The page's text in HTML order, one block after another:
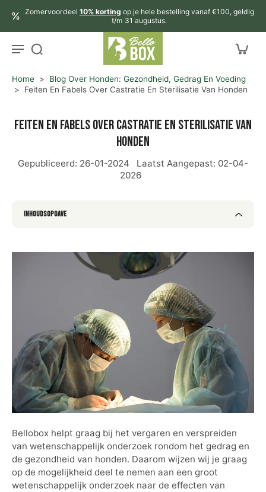
Zomervoordeel 10% korting op je hele bestelling vanaf €100, geldig
t/m 31 augustus.
Home >
Blog Over Honden: Gezondheid, Gedrag En Voeding
>
Feiten En Fabels Over Castratie En Sterilisatie Van Honden
Feiten en Fabels over Castratie en Sterilisatie van
Honden
Gepubliceerd: 26-01-2024 Laatst Aangepast: 02-04-
2026
Inhoudsopgave
Bellobox helpt graag bij het vergaren en verspreiden
van wetenschappelijk onderzoek rondom het gedrag en
de gezondheid van honden. Daarom wijzen wij je graag
op de mogelijkheid deel te nemen aan een groot
wetenschappelijk onderzoek naar de effecten van